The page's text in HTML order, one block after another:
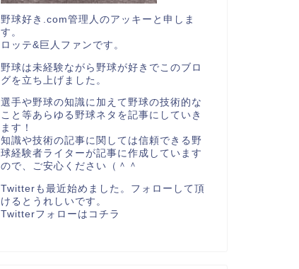
野球好き.com管理人のアッキーと申しま
す。
ロッテ&巨人ファンです。
野球は未経験ながら野球が好きでこのブロ
グを立ち上げました。
選手や野球の知識に加えて野球の技術的な
こと等あらゆる野球ネタを記事にしていき
ます！
知識や技術の記事に関しては信頼できる野
球経験者ライターが記事に作成しています
ので、ご安心ください（＾＾
Twitterも最近始めました。フォローして頂
けるとうれしいです。
Twitterフォローは コチラ